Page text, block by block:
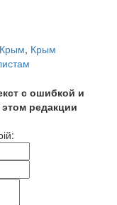
, Крым
с ошибкой и
редакции